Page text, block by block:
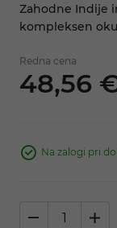
Zahodne Indije
kompleksen
Redna cena
48,56
Na zalogi pri